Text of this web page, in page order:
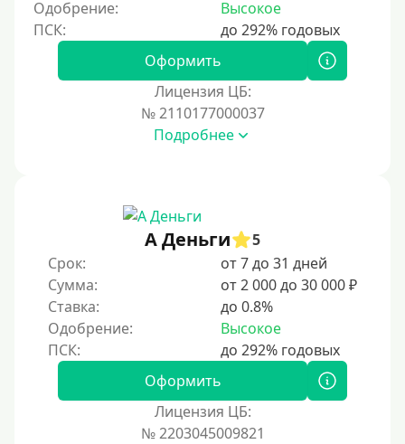
На полгода
10 месяцев
5 лет
Краткосрочные
Долгосрочные
Принятие решения
Одобрение:
Высокое
Оформить
Лицензия ЦБ:
№ 2110177000037
Подробнее
А Деньги
5
Срок:
от 7 до 31 дней
Сумма:
от 2 000 до 30 000 ₽
Ставка:
до 0.8%
Одобрение:
Высокое
Оформить
Лицензия ЦБ:
№ 2203045009821